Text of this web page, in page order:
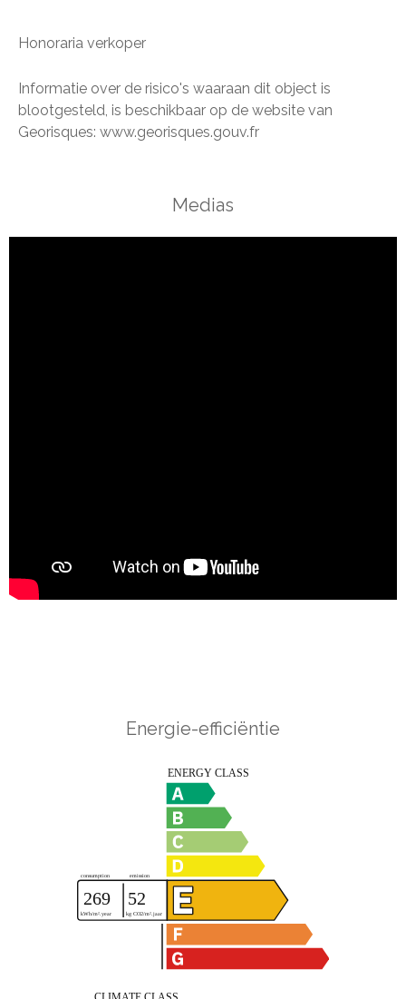
Honoraria verkoper
Informatie over de risico's waaraan dit object is
blootgesteld, is beschikbaar op de website van
Georisques: www.georisques.gouv.fr
Medias
Energie-efficiëntie